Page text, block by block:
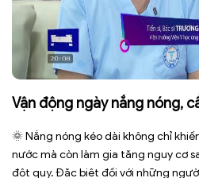
Vận động ngày nắng nóng,
🌞 Nắng nóng kéo dài không chỉ
nước mà còn làm gia tăng nguy cơ
đột quỵ. Đặc biệt đối với những